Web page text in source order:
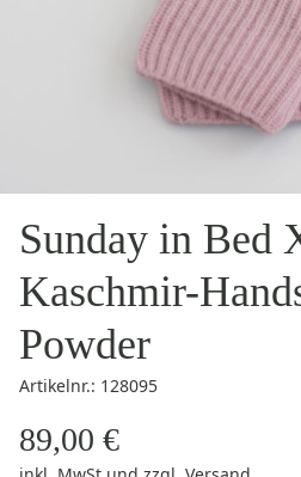
Sunday in Bed
Kaschmir-
Powder
Artikelnr.: 128095
89,00 €